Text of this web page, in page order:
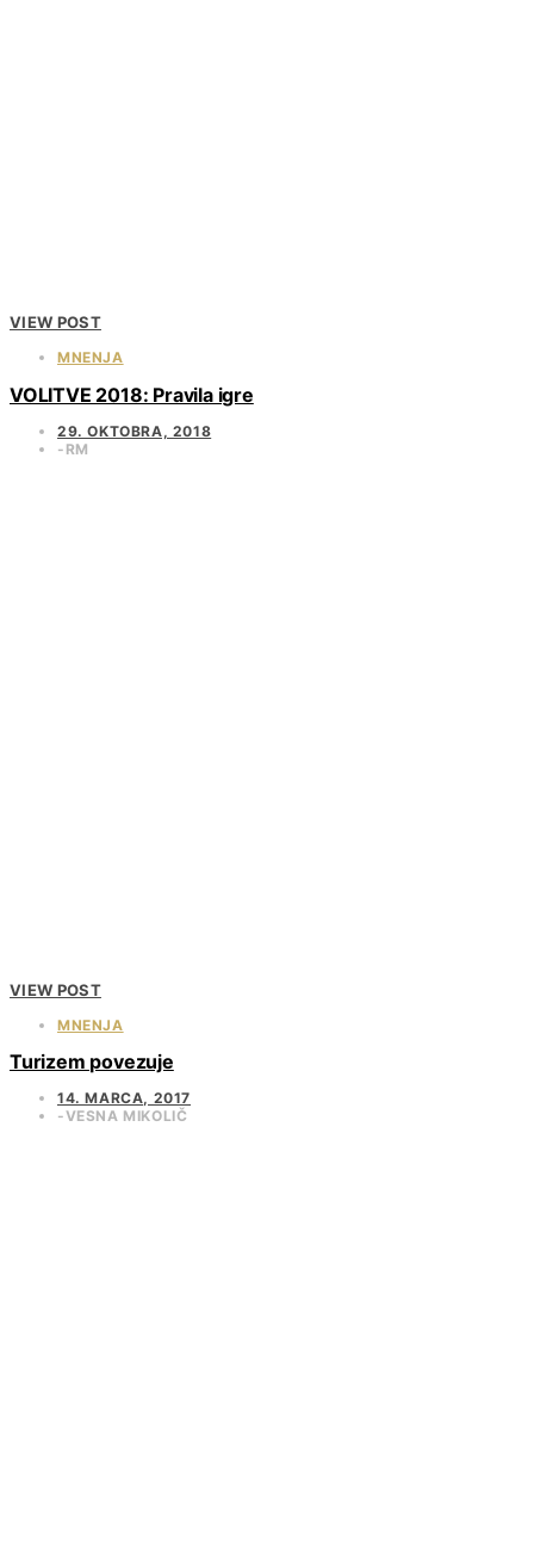
VIEW POST
MNENJA
VOLITVE 2018: Pravila igre
29. OKTOBRA, 2018
RM
VIEW POST
MNENJA
Turizem povezuje
14. MARCA, 2017
VESNA MIKOLIČ